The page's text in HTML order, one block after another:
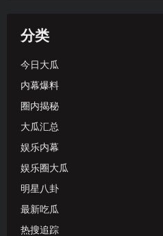
分类
今日大瓜
内幕爆料
圈内揭秘
大瓜汇总
娱乐内幕
娱乐圈大瓜
明星八卦
最新吃瓜
热搜追踪